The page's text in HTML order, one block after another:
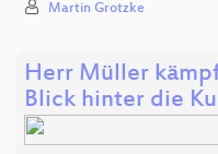
Martin Grotzke
Herr Müller
Blick hinter die